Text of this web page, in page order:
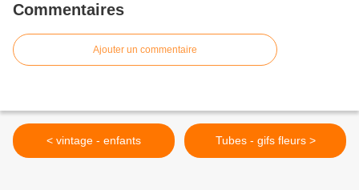
Commentaires
Ajouter un commentaire
< vintage - enfants Tubes - gifs fleurs >